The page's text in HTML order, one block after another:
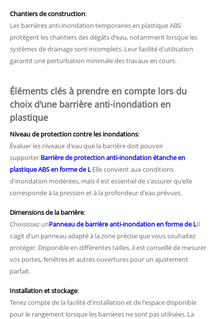
Chantiers de construction:
Les barrières anti-inondation temporaires en plastique ABS
protègent les chantiers des dégâts d'eau, notamment lorsque les
systèmes de drainage sont incomplets. Leur facilité d'utilisation
garantit une perturbation minimale des travaux en cours.
Éléments clés à prendre en compte lors du
choix d'une barrière anti-inondation en
plastique
Niveau de protection contre les inondations:
Évaluer les niveaux d'eau que la barrière doit pouvoir
supporter.Barrière de protection anti-inondation étanche en
plastique ABS en forme de L Elle convient aux conditions
d'inondation modérées, mais il est essentiel de s'assurer qu'elle
corresponde à la pression et à la profondeur d'eau prévues.
Dimensions de la barrière:
Choisissez unPanneau de barrière anti-inondation en forme de LIl
s'agit d'un panneau adapté à la zone précise que vous souhaitez
protéger. Disponible en différentes tailles, il est conseillé de mesurer
vos portes, fenêtres et autres ouvertures pour un ajustement
parfait.
Installation et stockage:
Tenez compte de la facilité d'installation et de l'espace disponible
pour le rangement lorsque les barrières ne sont pas utilisées. La